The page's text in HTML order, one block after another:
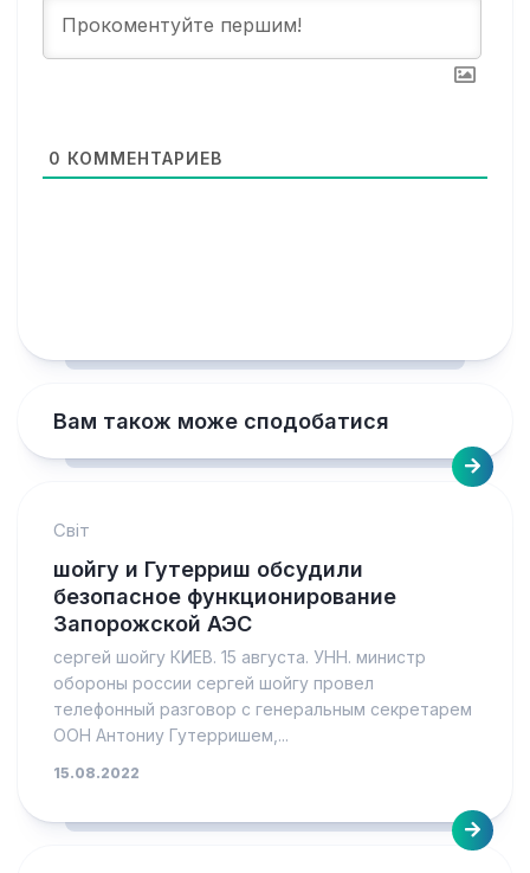
0 КОММЕНТАРИЕВ
Вам також може сподобатися
Світ
шойгу и Гутерриш обсудили
безопасное функционирование
Запорожской АЭС
сергей шойгу КИЕВ. 15 августа. УНН. министр
обороны россии сергей шойгу провел
телефонный разговор с генеральным секретарем
ООН Антониу Гутерришем,...
15.08.2022